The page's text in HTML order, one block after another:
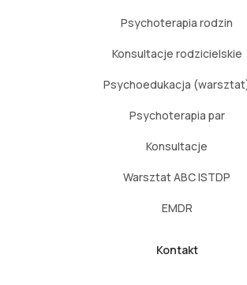
Psychoterapia rodzin
Konsultacje rodzicielskie
Psychoedukacja
Psychoterapia par
Konsultacje
Warsztat ABC ISTDP
EMDR
Kontakt